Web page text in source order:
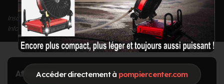
Accéder directement à pompiercenter.com
Grade : Lieutenant de 1ère classe
Inscrit depuis le 19/07/2023 à 15:18
Informations mises à jour le 19/07/2023 à 15:18
Affectation